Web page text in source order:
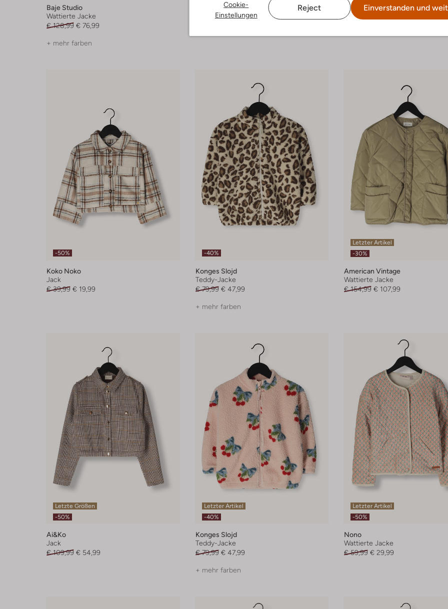
Cookie-
Einstellungen
Reject Einverstanden und
Baje Studio
Wattierte Jacke
€ 128,99 € 76,99
+ mehr farben
The New Chapter
Jeansjacke
-50%
Koko Noko
Jack
€ 39,99 € 19,99
-40%
Konges Slojd
Teddy-Jacke
€ 79,99 € 47,99
+ mehr farben
Letzter Artikel
-30%
American Vintage
Wattierte Jacke
€ 154,99 € 107,99
Letzte Größen
-50%
Ai&ko
Jack
€ 109,99 € 54,99
Letzter Artikel
-40%
Konges Slojd
Teddy-Jacke
€ 79,99 € 47,99
+ mehr farben
Letzter Artikel
-50%
Nono
Wattierte Jacke
€ 59,99 € 29,99